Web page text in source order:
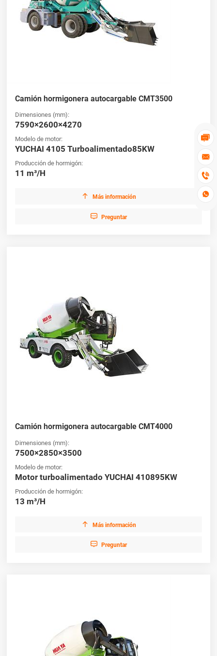




Camión hormigonera autocargable CMT3500
Dimensiones (mm):
7590×2600×4270
Modelo de motor:
YUCHAI 4105 Turboalimentado85KW
Producción de hormigón:
11 m³/H
 Más información
 Preguntar
Camión hormigonera autocargable CMT4000
Dimensiones (mm):
7500×2850×3500
Modelo de motor:
Motor turboalimentado YUCHAI 410895KW
Producción de hormigón:
13 m³/H
 Más información
 Preguntar